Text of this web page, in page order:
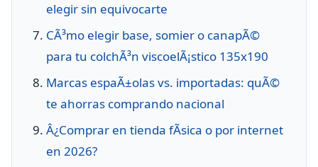
elegir sin equivocarte
CÃ³mo elegir base, somier o canapÃ©
para tu colchÃ³n viscoelÃ¡stico 135x190
Marcas espaÃ±olas vs. importadas: quÃ©
te ahorras comprando nacional
Â¿Comprar en tienda fÃ­sica o por internet
en 2026?